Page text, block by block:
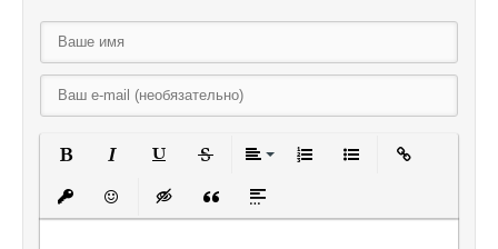
Вставить защищенную ссылку
Вставить смайлик
Вставка скрытого текста
Вставка цитаты
Вставка спойлера